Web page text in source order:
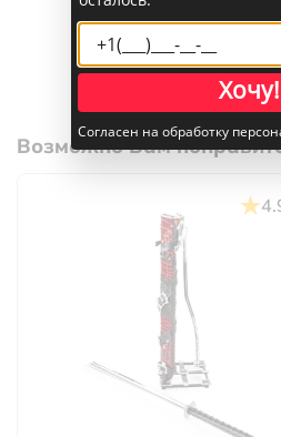
Возможно Вам
Хочу!
Согласен на обработку